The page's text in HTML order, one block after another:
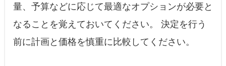
量、予算などに応じて最適なオプションが必要と
なることを覚えておいてください。 決定を行う
前に計画と価格を慎重に比較してください。